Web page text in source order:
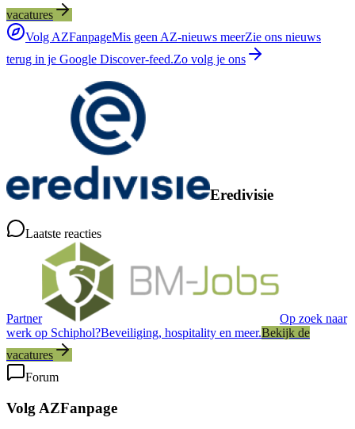
vacatures
Volg AZFanpageMis geen AZ-nieuws meerZie ons nieuws
terug in je Google Discover-feed.Zo volg je ons
Eredivisie
Laatste reacties
Partner
Op zoek naar
werk op Schiphol?Beveiliging, hospitality en meer.Bekijk de
vacatures
Forum
Volg AZFanpage